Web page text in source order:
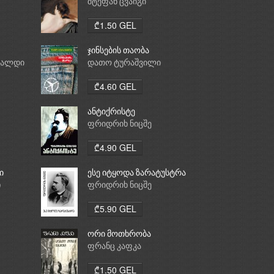
საათი
შტეფან ცვაიგი
₾1.50 GEL
ჯინსების თაობა
დათო ტურაშვილი
₾4.60 GEL
ანტიქრისტე
ფრიდრიხ ნიცშე
₾4.90 GEL
ესე იტყოდა ზარატუსტრა
ფრიდრიხ ნიცშე
₾5.90 GEL
ორი მოთხრობა
ფრანც კაფკა
₾1.50 GEL